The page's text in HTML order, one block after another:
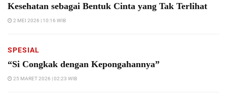
Kesehatan sebagai Bentuk Cinta yang Tak Terlihat
2 MEI 2026 | 10:16 WIB
SPESIAL
“Si Congkak dengan Kepongahannya”
25 MARET 2026 | 02:23 WIB